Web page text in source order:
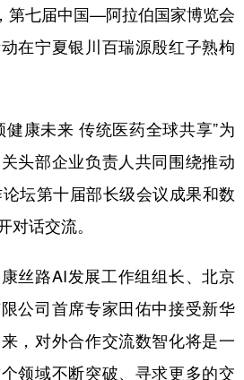
七届中国—阿拉伯国家博览会
在宁夏银川百瑞源殷红子熟枸
康未来 传统医药全球共享”为
头部企业负责人共同围绕推动
坛第十届部长级会议成果和数
话交流。
路AI发展工作组组长、北京
公司首席专家田佑中接受新华
，对外合作交流数智化将是一
领域不断突破、寻求更多的交